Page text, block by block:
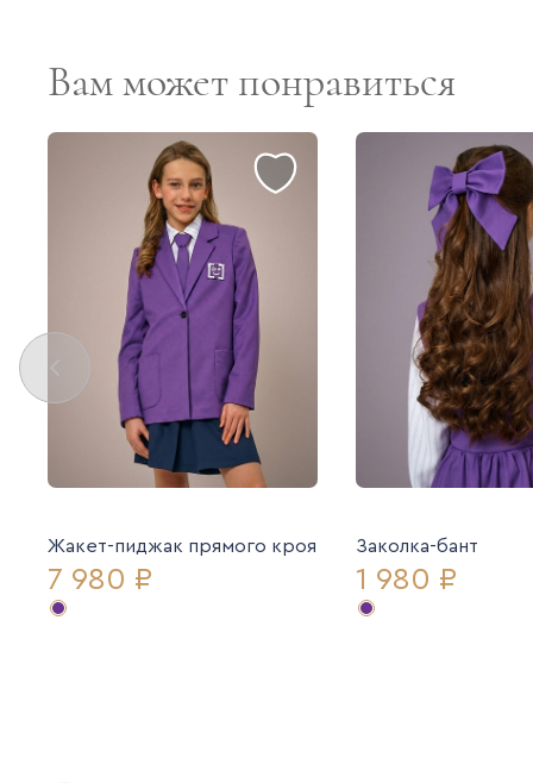
Вам может понравиться
Жакет-пиджак прямого кроя
7 980 ₽
Заколка-бант
1 980 ₽